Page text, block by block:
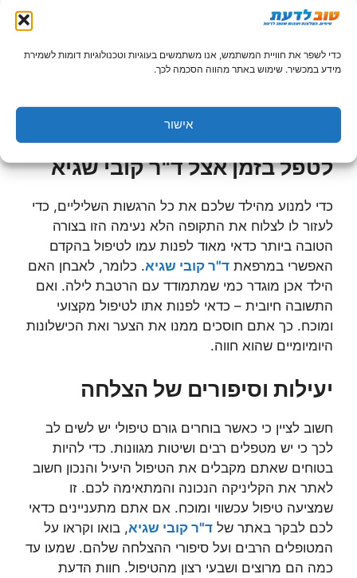
כדי לשפר את חוויית המשתמש, אנו משתמשים בעוגיות וטכנולוגיות דומות לשמירת
מידע במכשיר. שימוש באתר מהווה הסכמה לכך.
אישור
כדי לסייע לילד שלכם ולעזור לו להיפרד מהבעיה שלו
ד"ר קובי שגיא. מדובר על טיפול ממוקד בו הילד חווה
תובעני ומכניס את הילד לתקופה על מאמץ. אבל תמיד
הטיפול כדאי ושווה, אם הוא טומן בחובו תוצאות כמובן.
לטפל בזמן אצל ד"ר קובי שגיא
כדי למנוע מהילד שלכם את כל הרגשות השליליים, כדי
לעזור לו לצלוח את התקופה הלא נעימה הזו בצורה
הטובה ביותר כדאי מאוד לפנות עמו לטיפול בהקדם
האפשרי במרפאת ד"ר קובי שגיא. כלומר, לאבחן האם
הילד אכן מוגדר כמי שמתמודד עם הרטבת לילה. ואם
התשובה חיובית – כדאי לפנות אתו לטיפול מקצועי
ומוכח. כך אתם חוסכים ממנו את הצער ואת הכישלונות
היומיומיים שהוא חווה.
יעילות וסיפורים של הצלחה
חשוב לציין כי כאשר בוחרים גורם טיפולי יש לשים לב
לכך כי יש מטפלים רבים ושיטות מגוונות. כדי להיות
בטוחים שאתם מקבלים את הטיפול היעיל והנכון חשוב
לאתר את הקליניקה הנכונה והמתאימה לכם. זו
שמציעה טיפול עכשווי ומוכח. אם אתם מתעניינים כדאי
לכם לבקר באתר של ד"ר קובי שגיא, בואו וקראו על
המטופלים הרבים ועל סיפורי ההצלחה שלהם. שמעו עד
כמה הם מרוצים ושבעי רצון מהטיפול. חוות הדעת